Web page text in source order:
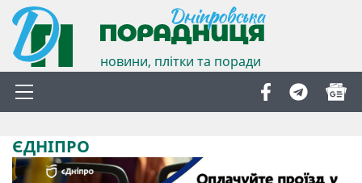
новини, плітки та поради
ЄДНІПРО